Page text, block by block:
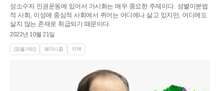
성소수자 인권운동에 있어서 가시화는 매우 중요한 주제이다. 성별이분법
적 사회, 이성애 중심적 사회에서 퀴어는 어디에나 살고 있지만, 어디에도
살지 않는 존재로 취급되기 때문이다.
2022년 10월 21일
[읽을거리] 페미니즘 지역